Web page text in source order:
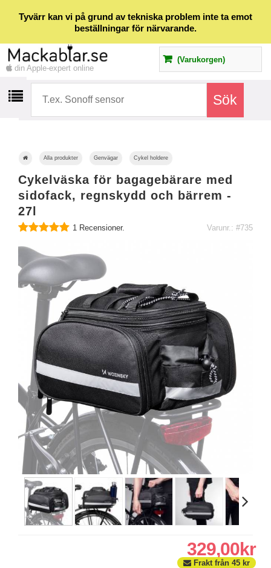
Tyvärr kan vi på grund av tekniska problem inte ta emot
beställningar för närvarande.
din Apple-expert online
(Varukorgen)
Alla produkter Genvägar Cykel holdere
Cykelväska för bagagebärare med
sidofack, regnskydd och bärrem -
27l
1 Recensioner. Varunr.: #735
329,00kr
Frakt från 45kr